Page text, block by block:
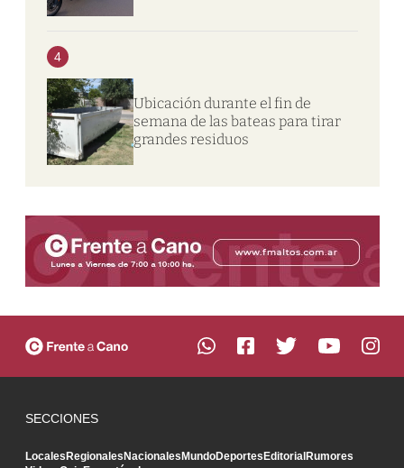
4
Ubicación durante el fin de
semana de las bateas para tirar
grandes residuos
SECCIONES
LocalesRegionalesNacionalesMundoDeportesEditorialRumores